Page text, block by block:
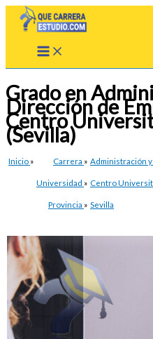
Grado en
Dirección de
Centro
(Sevilla)
Inicio » Carrera » Administración
Universidad » Centro
Provincia » Sevilla